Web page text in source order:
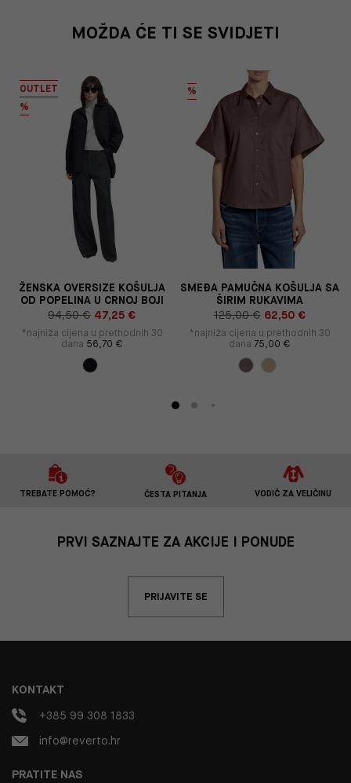
MOŽDA ĆE TI SE SVIDJETI
OUTLET
%
ŽENSKA OVERSIZE KOŠULJA
OD POPELINA U CRNOJ BOJI
94,50 € 47,25 €
*najniža cijena u prethodnih 30
dana 56,70 €
%
SMEĐA PAMUČNA KOŠULJA SA
ŠIRIM RUKAVIMA
125,00 € 62,50 €
*najniža cijena u prethodnih 30
dana 75,00 €
TREBATE POMOĆ? ČESTA PITANJA VODIČ ZA VELIČINU
PRVI SAZNAJTE ZA AKCIJE I PONUDE
PRIJAVITE SE
PRATITE NAS
KONTAKT
+385 99 308 1833
info@reverto.hr